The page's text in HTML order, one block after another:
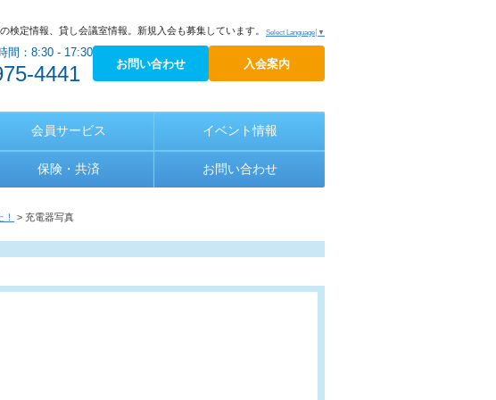
Select Language ▼
検定情報、貸し会議室情報。新規入会も募集しています。
間：8:30 - 17:30
4441 お問い合わせ 入会案内
会員サービス イベント情報
保険・共済 お問い合わせ
> 充電器写真